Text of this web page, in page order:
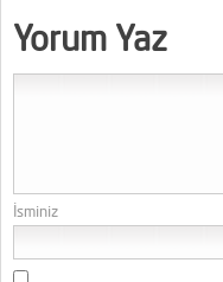
Yorum Yaz
İsminiz